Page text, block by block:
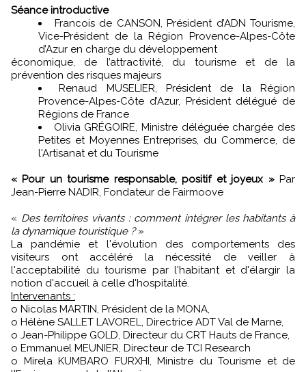
Séance introductive
Francois de CANSON, Président d’ADN Tourisme,
Vice-Président de la Région Provence-Alpes-Côte
d’Azur en charge du développement
économique, de l’attractivité, du tourisme et de la
prévention des risques majeurs
Renaud MUSELIER, Président de la Région
Provence-Alpes-Côte d’Azur, Président délégué de
Régions de France
Olivia GRÉGOIRE, Ministre déléguée chargée des
Petites et Moyennes Entreprises, du Commerce, de
l'Artisanat et du Tourisme
« Pour un tourisme responsable, positif et joyeux »Par
Jean-Pierre NADIR, Fondateur de Fairmoove
« Des territoires vivants : comment intégrer les habitants à
la dynamique touristique ?»
La pandémie et l'évolution des comportements des
visiteurs ont accéléré la nécessité de veiller à
l'acceptabilité du tourisme par l'habitant et d'élargir la
notion d'accueil à celle d'hospitalité.
Intervenants :
o Nicolas MARTIN, Président de la MONA,
o Hélène SALLET LAVOREL, Directrice ADT Val de Marne,
o Jean-Philippe GOLD, Directeur du CRT Hauts de France,
o Emmanuel MEUNIER, Directeur de TCI Research
o Mirela KUMBARO FURXHI, Ministre du Tourisme et de